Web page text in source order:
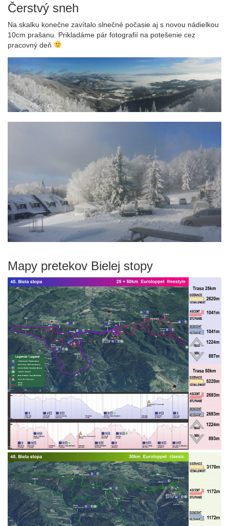
Čerstvý sneh
Na skalku konečne zavítalo slnečné počasie aj s novou nádielkou
10cm prašanu. Prikladáme pár fotografií na potešenie cez
pracovný deň
Mapy pretekov Bielej stopy